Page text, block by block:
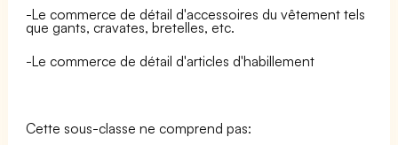
-Le commerce de détail d'accessoires du vêtement tels
que gants, cravates, bretelles, etc.
-Le commerce de détail d'articles d'habillement
Cette sous-classe ne comprend pas: